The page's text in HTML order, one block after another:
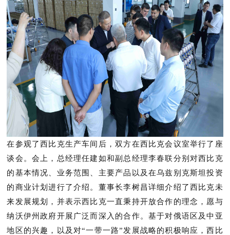
在参观了西比克生产车间后，双方在西比克会议室举行了座
谈会。会上，总经理任建如和副总经理李春联分别对西比克
的基本情况、业务范围、主要产品以及在乌兹别克斯坦投资
的商业计划进行了介绍。董事长李树昌详细介绍了西比克未
来发展规划，并表示西比克一直秉持开放合作的理念，愿与
纳沃伊州政府开展广泛而深入的合作。基于对俄语区及中亚
地区的兴趣，以及对“一带一路”发展战略的积极响应，西比